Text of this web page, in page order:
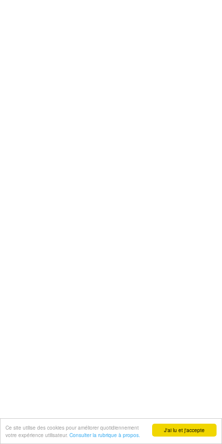
J'ai lu et j'accepte
Ce site utilise des cookies pour améliorer quotidiennement
votre expérience utilisateur. Consulter la rubrique à propos.